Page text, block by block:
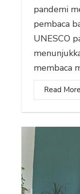
pandemi
pembaca
UNESCO
membaca
Read More